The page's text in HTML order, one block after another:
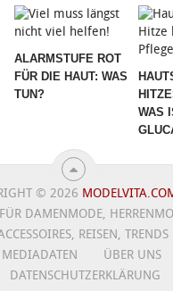
ALARMSTUFE ROT
FÜR DIE HAUT: WAS
TUN?
WAS
© 2026
DAMENMODE,
REISEN,
ÜBER UNS
DATENSCHUTZERKLÄRUNG